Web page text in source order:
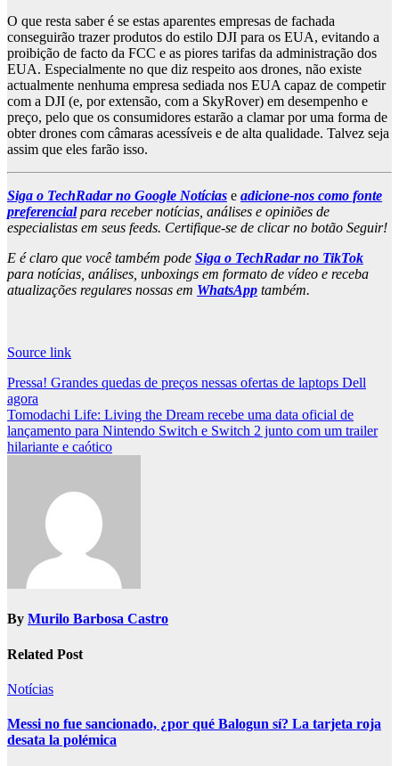
O que resta saber é se estas aparentes empresas de fachada
conseguirão trazer produtos do estilo DJI para os EUA, evitando a
proibição de facto da FCC e as piores tarifas da administração dos
EUA. Especialmente no que diz respeito aos drones, não existe
actualmente nenhuma empresa sediada nos EUA capaz de competir
com a DJI (e, por extensão, com a SkyRover) em desempenho e
preço, pelo que os consumidores estarão a clamar por uma forma de
obter drones com câmaras acessíveis e de alta qualidade. Talvez seja
assim que eles farão isso.
Siga o TechRadar no Google Notícias e adicione-nos como fonte
preferencialpara receber notícias, análises e opiniões de
especialistas em seus feeds. Certifique-se de clicar no botão Seguir!
E é claro que você também pode Siga o TechRadar no TikTok
para notícias, análises, unboxings em formato de vídeo e receba
atualizações regulares nossas em WhatsApp também.
Source link
Post
navigation
Pressa! Grandes quedas de preços nessas ofertas de laptops Dell
agora
Tomodachi Life: Living the Dream recebe uma data oficial de
lançamento para Nintendo Switch e Switch 2 junto com um trailer
hilariante e caótico
By Murilo Barbosa Castro
Related Post
Notícias
Messi no fue sancionado, ¿por qué Balogun sí? La tarjeta roja
desata la polémica